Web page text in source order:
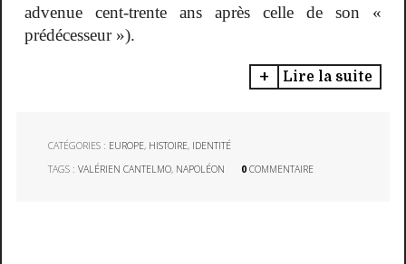
advenue cent-trente ans après celle de son «
prédécesseur »).
Lire la suite
CATÉGORIES : EUROPE, HISTOIRE, IDENTITÉ
TAGS :VALÉRIEN CANTELMO, NAPOLÉON 0 COMMENTAIRE